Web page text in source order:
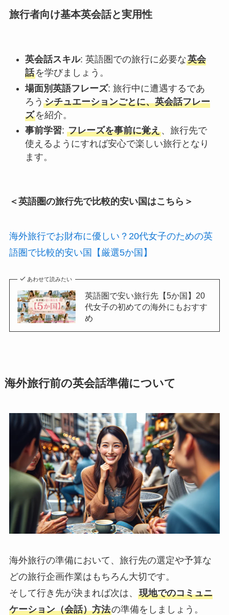
旅行者向け基本英会話と実用性
英会話スキル:英語圏 での旅行に必要な英会
話を学びましょう。
場面別英語フレーズ: 旅行中に遭遇するであ
ろうシチュエーションごとに、英会話フレー
ズを紹介。
事前学習:フレーズを事前に覚え、旅行先で
使えるようにすれば安心で楽しい旅行となり
ます。
＜英語圏の旅行先で比較的安い国はこちら＞
海外旅行でお財布に優しい？20代女子のための英
語圏で比較的安い国【厳選5か国】
あわせて読みたい
英語圏で安い旅行先【5か国】20
代女子の初めての海外にもおすす
め
海外旅行前の英会話準備について
海外旅行の準備において、旅行先の選定や予算な
どの旅行企画作業はもちろん大切です。
そして行き先が決まれば次は、 現地でのコミュニ
ケーション（会話）方法の準備をしましょう。